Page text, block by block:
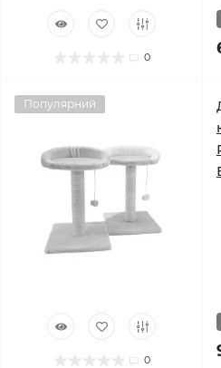
0
Популярний
0